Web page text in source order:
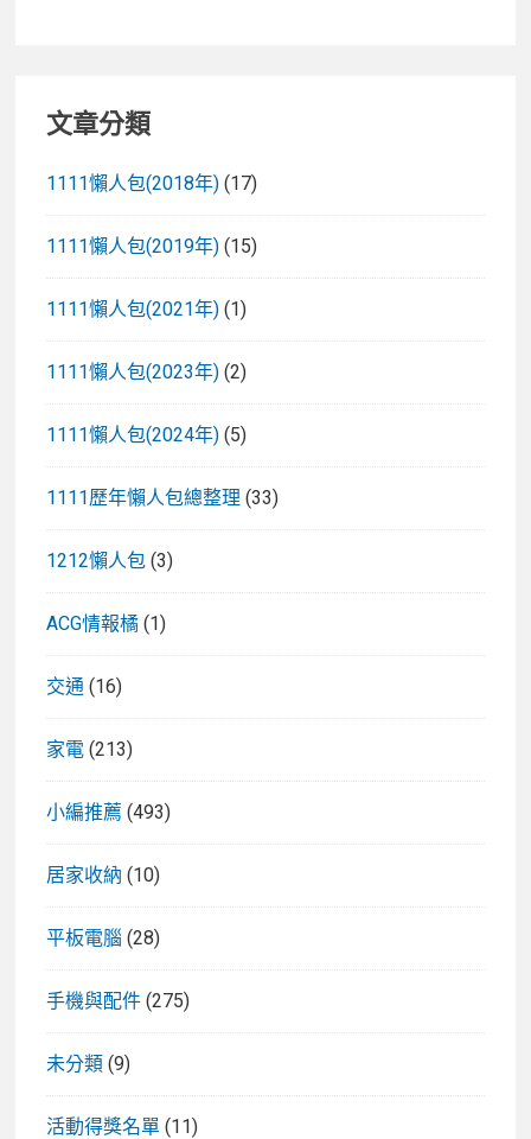
文章分類
1111懶人包(2018年) (17)
1111懶人包(2019年) (15)
1111懶人包(2021年) (1)
1111懶人包(2023年) (2)
1111懶人包(2024年) (5)
1111歷年懶人包總整理 (33)
1212懶人包 (3)
ACG情報橘 (1)
交通 (16)
家電 (213)
小編推薦 (493)
居家收納 (10)
平板電腦 (28)
手機與配件 (275)
未分類 (9)
活動得獎名單 (11)